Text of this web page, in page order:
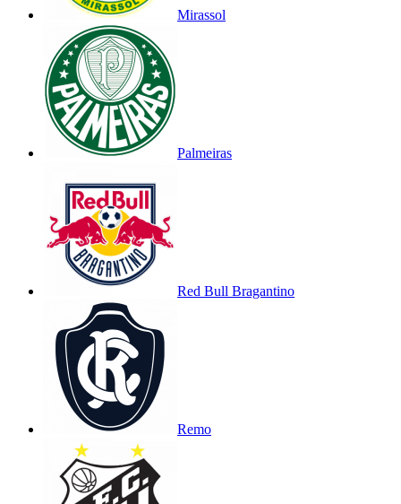
Mirassol
Palmeiras
Red Bull Bragantino
Remo